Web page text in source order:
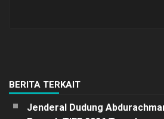
BERITA TERKAIT
Jenderal Dudung